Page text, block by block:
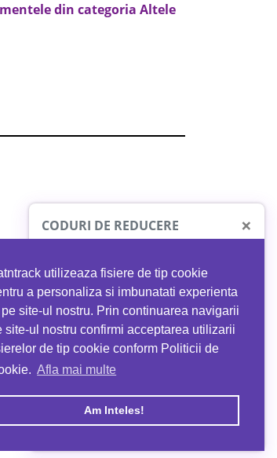
utilizeaza fisiere de tip cookie
a personaliza si imbunatati experienta
site-ul nostru. Prin continuarea navigarii
site-ul nostru confirmi acceptarea utilizarii
de tip cookie conform Politicii de
Afla mai multe
Am Inteles!
din categoria Altele
CODURI DE REDUCERE ×
MYPROTEIN
Ai40%reducere la orice comandă
folosind codul EATTRACK